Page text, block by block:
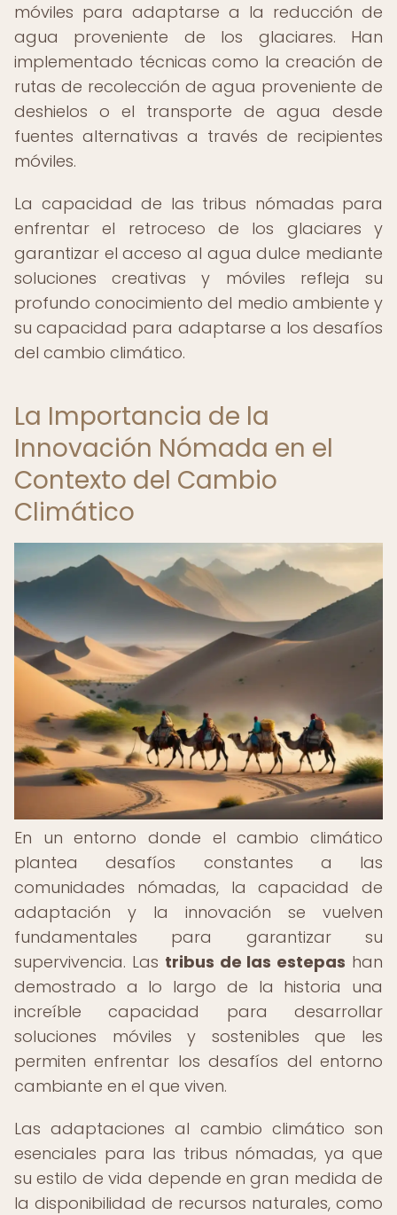
móviles para adaptarse a la reducción de
agua proveniente de los glaciares. Han
implementado técnicas como la creación de
rutas de recolección de agua proveniente de
deshielos o el transporte de agua desde
fuentes alternativas a través de recipientes
móviles.
La capacidad de las tribus nómadas para
enfrentar el retroceso de los glaciares y
garantizar el acceso al agua dulce mediante
soluciones creativas y móviles refleja su
profundo conocimiento del medio ambiente y
su capacidad para adaptarse a los desafíos
del cambio climático.
La Importancia de la
Innovación Nómada en el
Contexto del Cambio
Climático
En un entorno donde el cambio climático
plantea desafíos constantes a las
comunidades nómadas, la capacidad de
adaptación y la innovación se vuelven
fundamentales para garantizar su
supervivencia. Las tribus de las estepas han
demostrado a lo largo de la historia una
increíble capacidad para desarrollar
soluciones móviles y sostenibles que les
permiten enfrentar los desafíos del entorno
cambiante en el que viven.
Las adaptaciones al cambio climático son
esenciales para las tribus nómadas, ya que
su estilo de vida depende en gran medida de
la disponibilidad de recursos naturales, como